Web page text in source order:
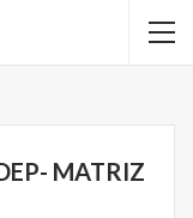
MATRIZ